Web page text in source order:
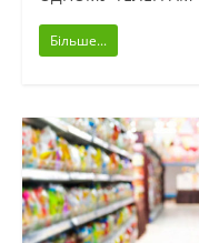
Більше...